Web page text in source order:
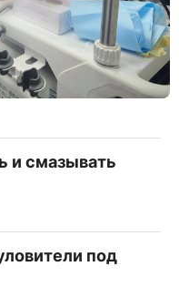
и смазывать
под